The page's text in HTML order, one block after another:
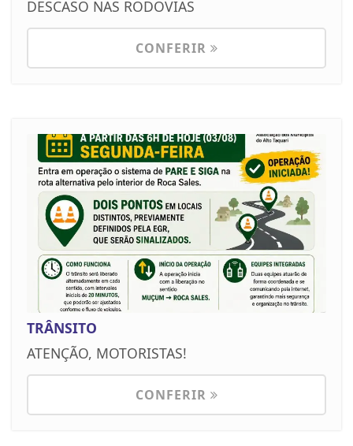
DESCASO NAS RODOVIAS
CONFERIR
TRÂNSITO
ATENÇÃO, MOTORISTAS!
CONFERIR